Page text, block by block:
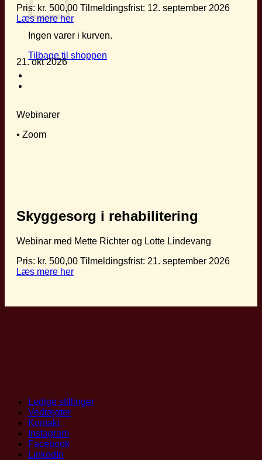
Ingen varer i kurven.
Tilbage til shoppen
Pris: kr. 500,00 Tilmeldingsfrist: 12. september 2026
Læs mere her
21. okt 2026
Webinarer
• Zoom
Skyggesorg i rehabilitering
Webinar med Mette Richter og Lotte Lindevang
Pris: kr. 500,00 Tilmeldingsfrist: 21. september 2026
Læs mere her
Ledige stillinger
Vedtægter
Kontakt
Instagram
Facebook
LinkedIn